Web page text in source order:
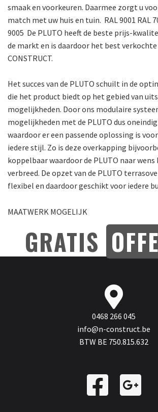
smaak en voorkeuren. Daarmee zorgt u
match met uw huis en tuin. RAL 9001 RAL
9005 De PLUTO heeft de beste prijs-
de markt en is daardoor het best
CONSTRUCT.
Het succes van de PLUTO schuilt in de
die het product biedt op het gebied van
mogelijkheden. Door ons modulaire
mogelijkheden met de PLUTO dus
waardoor er een passende oplossing is
iedere stijl. Zo is deze overkapping
koppelbaar waardoor de PLUTO naar wens
verbreed. De opzet van de PLUTO
flexibel en daardoor geschikt voor iedere
MAATWERK MOGELIJK
GRATIS
0468 266 045
info@n-construct.be
BTW BE 750.815.632